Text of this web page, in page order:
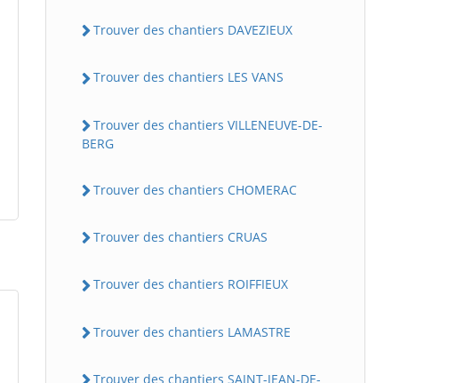
Trouver des chantiers DAVEZIEUX
Trouver des chantiers LES VANS
Trouver des chantiers VILLENEUVE-DE-
BERG
Trouver des chantiers CHOMERAC
Trouver des chantiers CRUAS
Trouver des chantiers ROIFFIEUX
Trouver des chantiers LAMASTRE
Trouver des chantiers SAINT-JEAN-DE-